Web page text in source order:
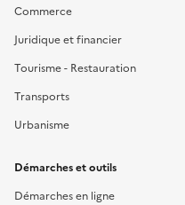
Commerce
Juridique et financier
Tourisme - Restauration
Transports
Urbanisme
Démarches et outils
Démarches en ligne